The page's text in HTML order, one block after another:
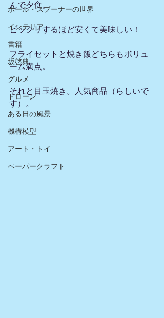
ポール・スプーナーの世界
インテリア
書籍
坂啓典
グルメ
ドローン
ある日の風景
機構模型
アート・トイ
ペーパークラフト
んで夕食。
ビックリするほど安くて美味しい！
フライセットと焼き飯どちらもボリュ
ーム満点。
それと目玉焼き。人気商品（らしいで
す）。